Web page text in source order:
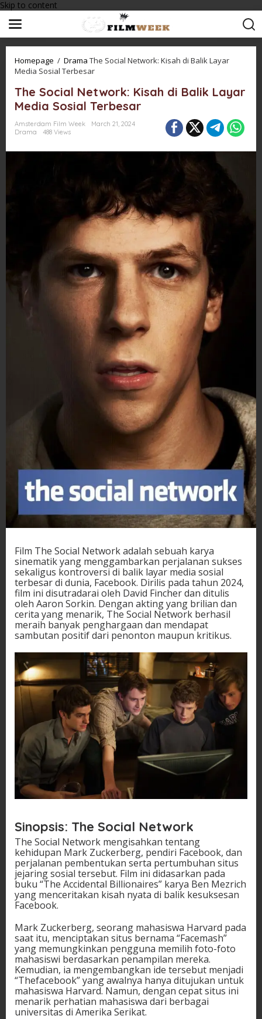
Skip to content
Homepage / Drama The Social Network: Kisah di Balik Layar
Media Sosial Terbesar
The Social Network: Kisah di Balik Layar
Media Sosial Terbesar
Amsterdam Film Week
March 21, 2024
Drama
488 Views
Film The Social Network adalah sebuah karya
sinematik yang menggambarkan perjalanan sukses
sekaligus kontroversi di balik layar media sosial
terbesar di dunia, Facebook. Dirilis pada tahun 2024,
film ini disutradarai oleh David Fincher dan ditulis
oleh Aaron Sorkin. Dengan akting yang brilian dan
cerita yang menarik, The Social Network berhasil
meraih banyak penghargaan dan mendapat
sambutan positif dari penonton maupun kritikus.
Sinopsis: The Social Network
The Social Network mengisahkan tentang
kehidupan Mark Zuckerberg, pendiri Facebook, dan
perjalanan pembentukan serta pertumbuhan situs
jejaring sosial tersebut. Film ini didasarkan pada
buku “The Accidental Billionaires” karya Ben Mezrich
yang menceritakan kisah nyata di balik kesuksesan
Facebook.
Mark Zuckerberg, seorang mahasiswa Harvard pada
saat itu, menciptakan situs bernama “Facemash”
yang memungkinkan pengguna memilih foto-foto
mahasiswi berdasarkan penampilan mereka.
Kemudian, ia mengembangkan ide tersebut menjadi
“Thefacebook” yang awalnya hanya ditujukan untuk
mahasiswa Harvard. Namun, dengan cepat situs ini
menarik perhatian mahasiswa dari berbagai
universitas di Amerika Serikat.